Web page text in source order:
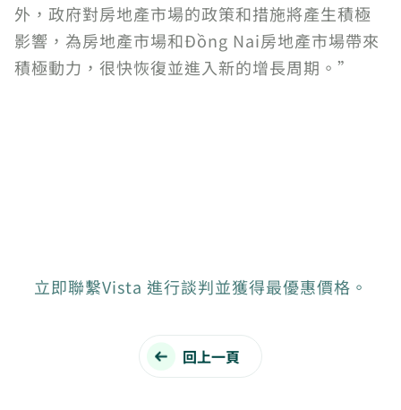
外，政府對房地產市場的政策和措施將產生積極
影響，為房地產市場和Đồng Nai房地產市場帶來
積極動力，很快恢復並進入新的增長周期。”
立即聯繫Vista 進行談判並獲得最優惠價格。
回上一頁